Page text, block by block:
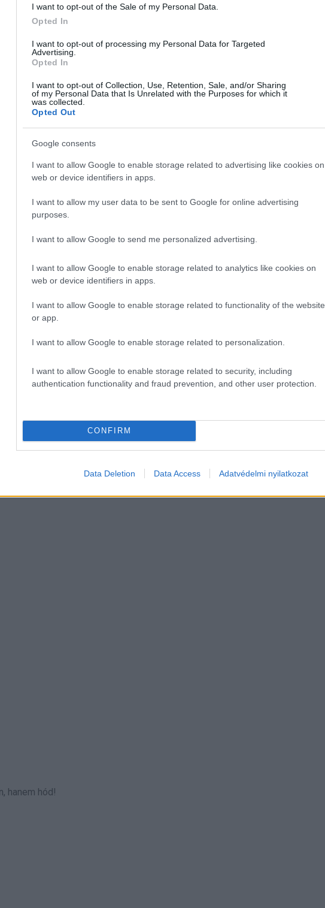
I want to opt-out of the Sale of my Personal Data.
Opted In
I want to opt-out of processing my Personal Data for Targeted
Advertising.
Opted In
I want to opt-out of Collection, Use, Retention, Sale, and/or Sharing
of my Personal Data that Is Unrelated with the Purposes for which it
was collected.
Opted Out
Google consents
I want to allow Google to enable storage related to advertising like cookies on
web or device identifiers in apps.
I want to allow my user data to be sent to Google for online advertising
purposes.
I want to allow Google to send me personalized advertising.
I want to allow Google to enable storage related to analytics like cookies on
web or device identifiers in apps.
I want to allow Google to enable storage related to functionality of the website
or app.
I want to allow Google to enable storage related to personalization.
I want to allow Google to enable storage related to security, including
authentication functionality and fraud prevention, and other user protection.
CONFIRM
Data Deletion Data Access Adatvédelmi nyilatkozat
hanem hód!